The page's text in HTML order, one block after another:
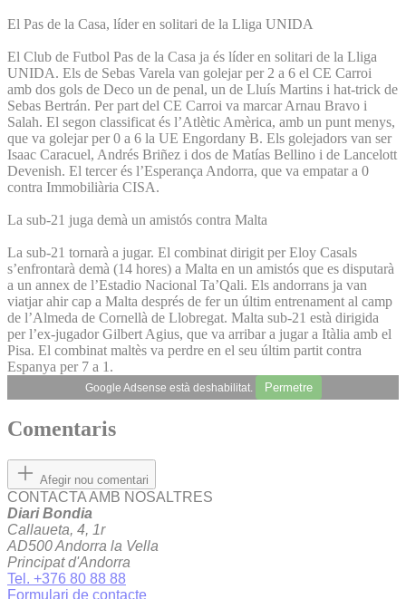
El Pas de la Casa, líder en solitari de la Lliga UNIDA
El Club de Futbol Pas de la Casa ja és líder en solitari de la Lliga
UNIDA. Els de Sebas Varela van golejar per 2 a 6 el CE Carroi
amb dos gols de Deco un de penal, un de Lluís Martins i hat-trick de
Sebas Bertrán. Per part del CE Carroi va marcar Arnau Bravo i
Salah. El segon classificat és l’Atlètic Amèrica, amb un punt menys,
que va golejar per 0 a 6 la UE Engordany B. Els golejadors van ser
Isaac Caracuel, Andrés Briñez i dos de Matías Bellino i de Lancelott
Devenish. El tercer és l’Esperança Andorra, que va empatar a 0
contra Immobiliària CISA.
La sub-21 juga demà un amistós contra Malta
La sub-21 tornarà a jugar. El combinat dirigit per Eloy Casals
s’enfrontarà demà (14 hores) a Malta en un amistós que es disputarà
a un annex de l’Estadio Nacional Ta’Qali. Els andorrans ja van
viatjar ahir cap a Malta després de fer un últim entrenament al camp
de l’Almeda de Cornellà de Llobregat. Malta sub-21 està dirigida
per l’ex-jugador Gilbert Agius, que va arribar a jugar a Itàlia amb el
Pisa. El combinat maltès va perdre en el seu últim partit contra
Espanya per 7 a 1.
Google Adsense està deshabilitat. Permetre
Comentaris
Afegir nou comentari
CONTACTA AMB NOSALTRES
Diari Bondia
Callaueta, 4, 1r
AD500 Andorra la Vella
Principat d'Andorra
Tel. +376 80 88 88
Formulari de contacte